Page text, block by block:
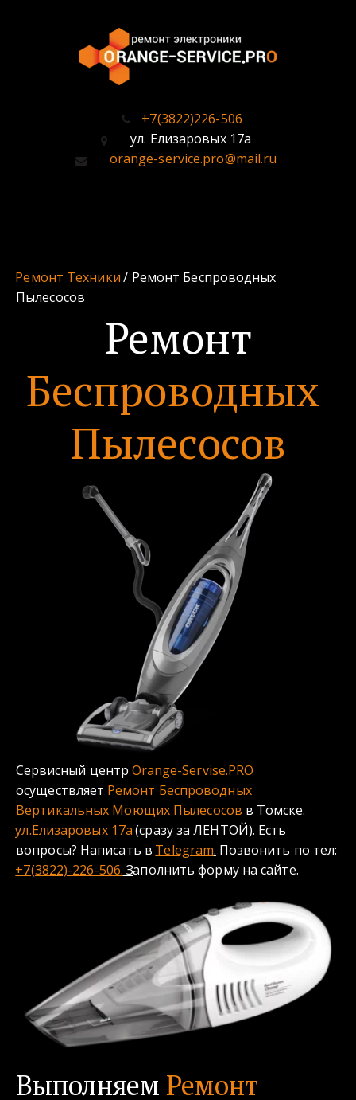
+7(3822)226-506
ул. Елизаровых 17а
orange-service.pro@mail.ru
Ремонт Техники / Ремонт Беспроводных
Пылесосов
Ремонт
Беспроводных
Пылесосов
Сервисный центр Orange-Servise.PRO
осуществляет Ремонт Беспроводных
Вертикальных Моющих Пылесосов в Томске.
ул.Елизаровых 17а(сразу за ЛЕНТОЙ). Есть
вопросы? Написать в Telegram.
+7(3822)-226-506. Заполнить форму на сайте.
Выполняем Ремонт